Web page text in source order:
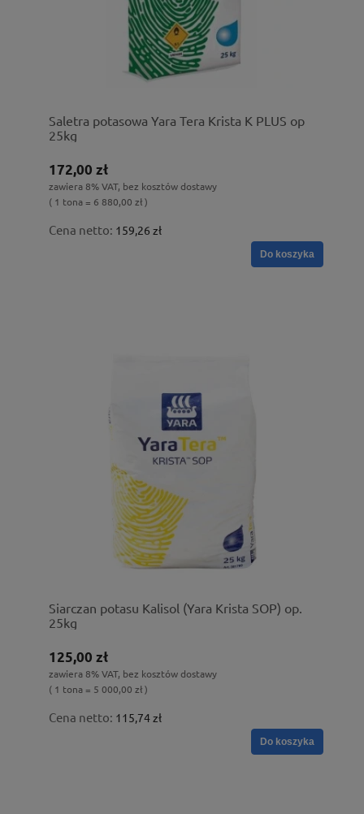
Saletra potasowa Yara Tera Krista K PLUS op
25kg
172,00 zł
zawiera 8% VAT, bez kosztów dostawy
( 1 tona = 6 880,00 zł )
Cena netto: 159,26 zł
Do koszyka
Siarczan potasu Kalisol (Yara Krista SOP) op.
25kg
125,00 zł
zawiera 8% VAT, bez kosztów dostawy
( 1 tona = 5 000,00 zł )
Cena netto: 115,74 zł
Do koszyka